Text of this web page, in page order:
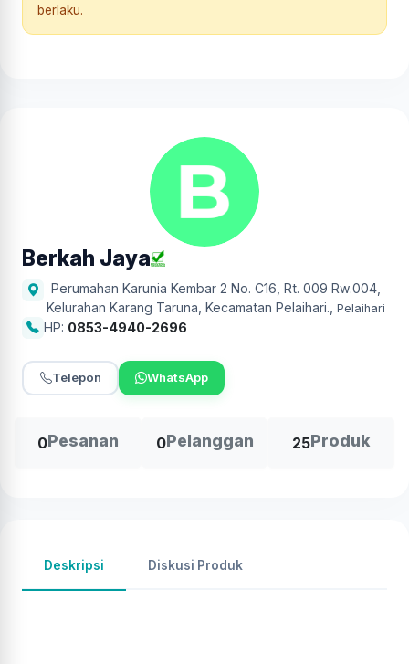
berlaku.
Berkah Jaya
Perumahan Karunia Kembar 2 No. C16, Rt. 009 Rw.004,
Kelurahan Karang Taruna, Kecamatan Pelaihari. Pelaihari
HP: 0853-4940-2696
Telepon WhatsApp
0Pesanan 0Pelanggan 25Produk
Deskripsi Diskusi Produk